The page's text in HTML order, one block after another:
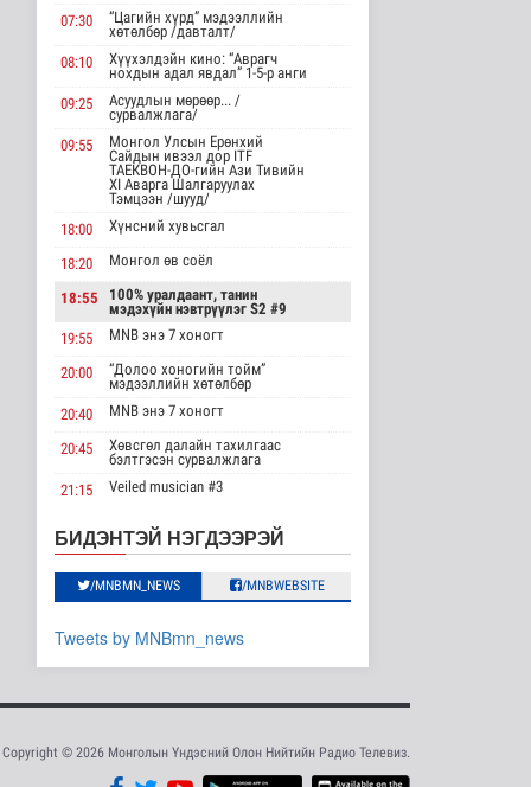
Монгол Улсын Төрийн
дуулал
Энтертайнмент
13 цаг 17 минутын өмнө
мэдээллийн хөтөлбөр
/2026.08.08/
Нийгэм
2026-08-08 19:59
Хүүхэд залуус, бизнес
инкубат..
Нийгэм
2026-08-08 17:16
Сүхбаатар суманд
ын хүчин ча..
Улс төр
2026-08-08 17:02
агуулахууд эхнээсээ
ашиглалтад орох..
Улс төр
2026-08-08 15:56
ЦАГ АГААР:
Улаанбаатарт шөнөдөө
21 хэм дулаан
Хүүхдийн эрүүл,
аюулгүй орчинд
07:30
“Цагийн хүрд” мэдээллийн
хөтөлбөр /давталт/
08:10
Хүүхэлдэйн кино: “Аврагч
нохдын адал явдал” 1-5-р анги
09:25
Асуудлын мөрөөр... /
сурвалжлага/
09:55
Монгол Улсын Ерөнхий
Сайдын ивээл дор ITF
ТАЕКВОН-ДО-гийн Ази Тивийн
XI Аварга Шалгаруулах
Тэмцээн /шууд/
18:00
Хүнсний хувьсгал
18:20 Монгол өв соёл
18:55
100% уралдаант, танин
мэдэхүйн нэвтрүүлэг S2 #9
19:55
MNB энэ 7 хоногт
20:00
“Долоо хоногийн тойм”
мэдээллийн хөтөлбөр
20:40
MNB энэ 7 хоногт
20:45
Хөвсгөл далайн тахилгаас
бэлтгэсэн сурвалжлага
21:15
Veiled musician #3
23:35
“Гэрэлтэй цонх” үдшийн
хөтөлбөр
БИДЭНТЭЙ НЭГДЭЭРЭЙ
/MNBMN_NEWS /MNBWEBSITE
Tweets by MNBmn_news
Copyright © 2026 Монголын Үндэсний Олон Нийтийн Радио Телевиз.